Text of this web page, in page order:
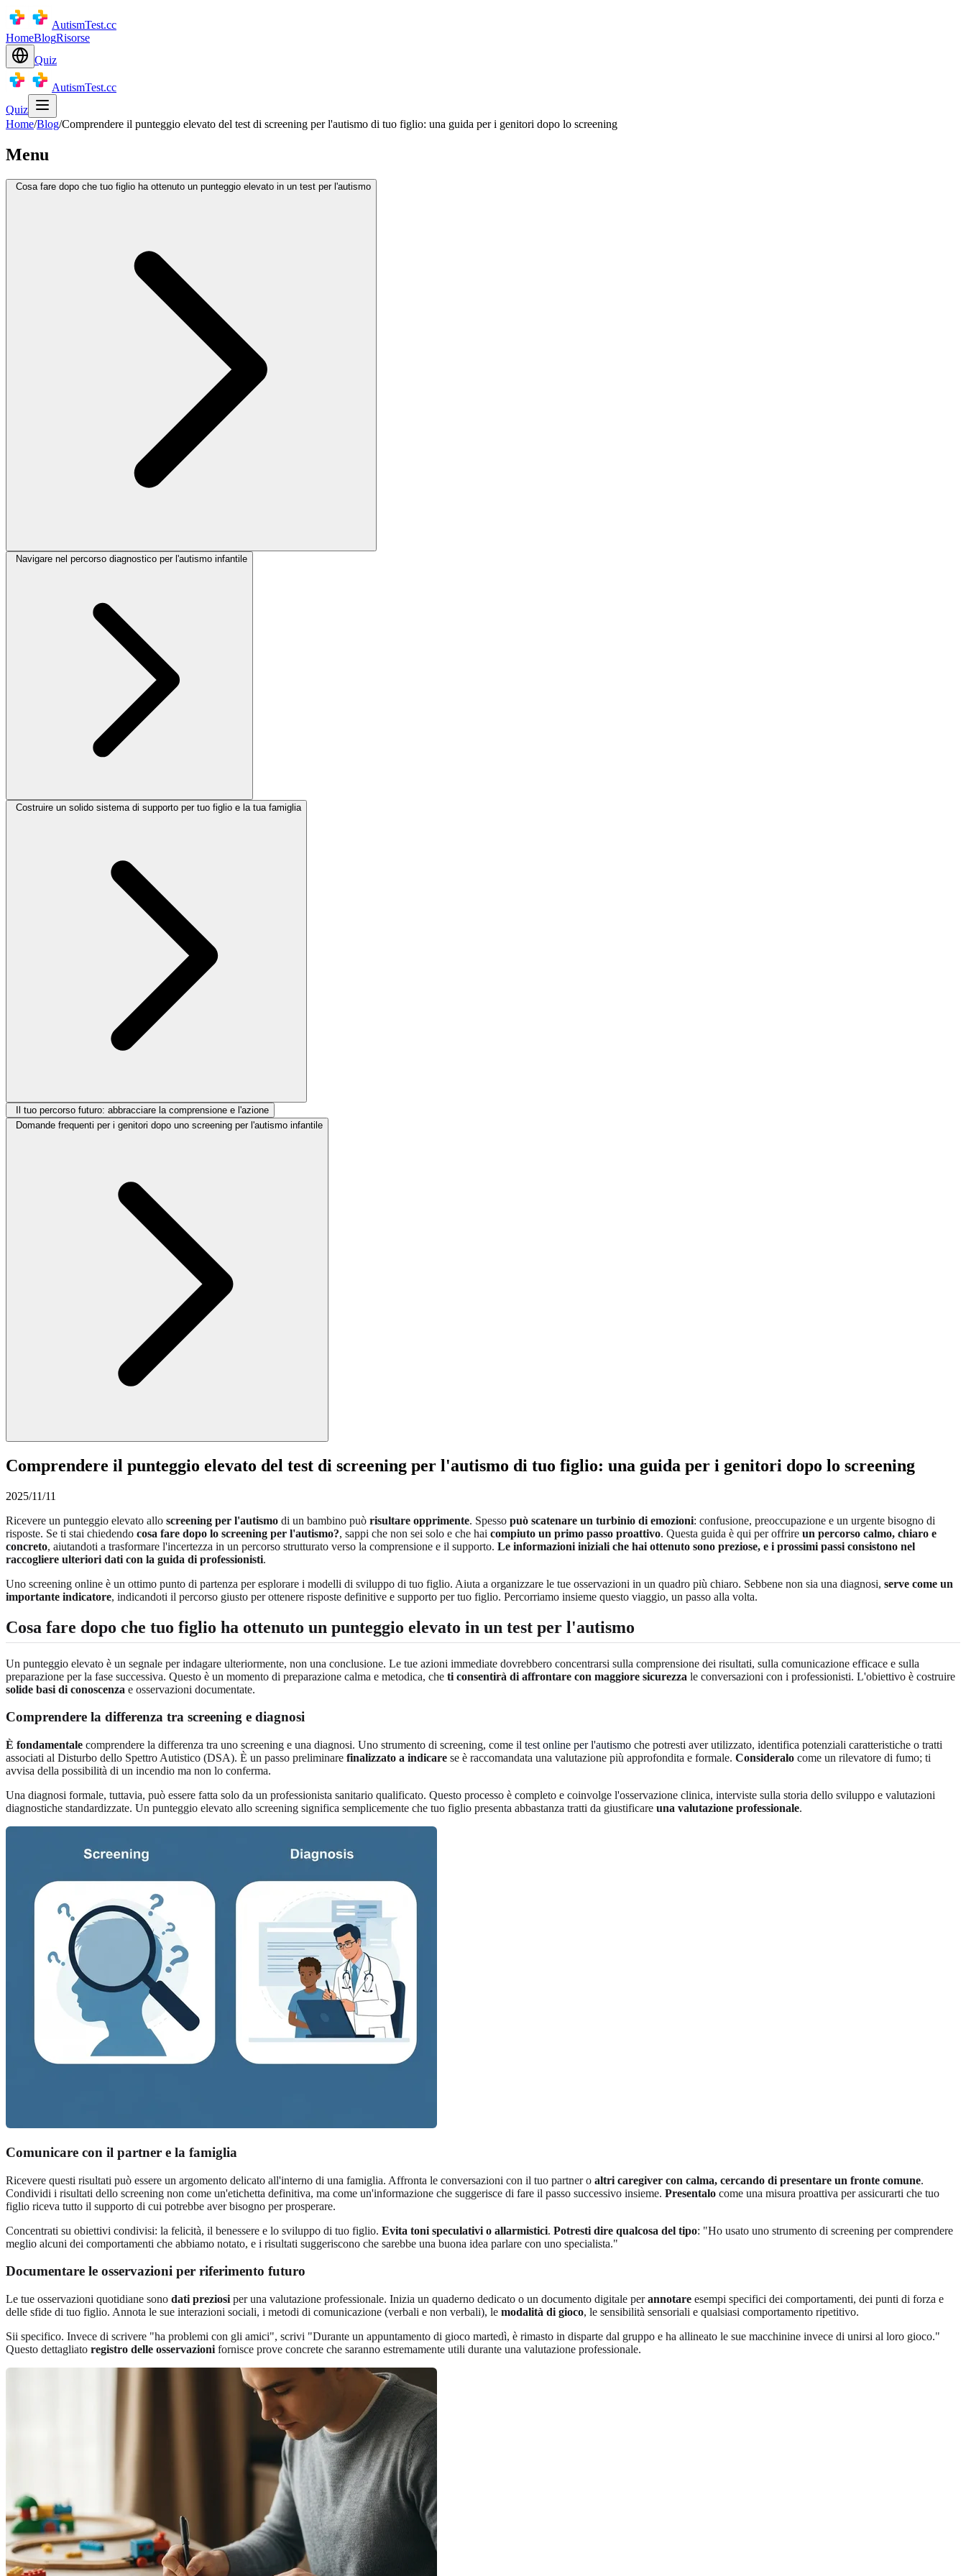
AutismTest.cc
HomeBlogRisorse
Quiz
AutismTest.cc
Quiz
Home/Blog/Comprendere il punteggio elevato del test di screening per l'autismo di tuo figlio: una guida per i genitori dopo lo screening
Menu
Cosa fare dopo che tuo figlio ha ottenuto un punteggio elevato in un test per l'autismo
Navigare nel percorso diagnostico per l'autismo infantile
Costruire un solido sistema di supporto per tuo figlio e la tua famiglia
Il tuo percorso futuro: abbracciare la comprensione e l'azione
Domande frequenti per i genitori dopo uno screening per l'autismo infantile
Comprendere il punteggio elevato del test di screening per l'autismo di tuo figlio: una guida per i genitori dopo lo screening
2025/11/11
Ricevere un punteggio elevato allo screening per l'autismo di un bambino può risultare opprimente. Spesso può scatenare un turbinio di emozioni: confusione, preoccupazione e un urgente bisogno di
risposte. Se ti stai chiedendo cosa fare dopo lo screening per l'autismo?, sappi che non sei solo e che hai compiuto un primo passo proattivo. Questa guida è qui per offrire un percorso calmo, chiaro e
concreto, aiutandoti a trasformare l'incertezza in un percorso strutturato verso la comprensione e il supporto. Le informazioni iniziali che hai ottenuto sono preziose, e i prossimi passi consistono nel
raccogliere ulteriori dati con la guida di professionisti.
Uno screening online è un ottimo punto di partenza per esplorare i modelli di sviluppo di tuo figlio. Aiuta a organizzare le tue osservazioni in un quadro più chiaro. Sebbene non sia una diagnosi, serve come un
importante indicatore, indicandoti il percorso giusto per ottenere risposte definitive e supporto per tuo figlio. Percorriamo insieme questo viaggio, un passo alla volta.
Cosa fare dopo che tuo figlio ha ottenuto un punteggio elevato in un test per l'autismo
Un punteggio elevato è un segnale per indagare ulteriormente, non una conclusione. Le tue azioni immediate dovrebbero concentrarsi sulla comprensione dei risultati, sulla comunicazione efficace e sulla
preparazione per la fase successiva. Questo è un momento di preparazione calma e metodica, che ti consentirà di affrontare con maggiore sicurezza le conversazioni con i professionisti. L'obiettivo è costruire
solide basi di conoscenza e osservazioni documentate.
Comprendere la differenza tra screening e diagnosi
È fondamentale comprendere la differenza tra uno screening e una diagnosi. Uno strumento di screening, come il test online per l'autismo che potresti aver utilizzato, identifica potenziali caratteristiche o tratti
associati al Disturbo dello Spettro Autistico (DSA). È un passo preliminare finalizzato a indicare se è raccomandata una valutazione più approfondita e formale. Consideralo come un rilevatore di fumo; ti
avvisa della possibilità di un incendio ma non lo conferma.
Una diagnosi formale, tuttavia, può essere fatta solo da un professionista sanitario qualificato. Questo processo è completo e coinvolge l'osservazione clinica, interviste sulla storia dello sviluppo e valutazioni
diagnostiche standardizzate. Un punteggio elevato allo screening significa semplicemente che tuo figlio presenta abbastanza tratti da giustificare una valutazione professionale.
Comunicare con il partner e la famiglia
Ricevere questi risultati può essere un argomento delicato all'interno di una famiglia. Affronta le conversazioni con il tuo partner o altri caregiver con calma, cercando di presentare un fronte comune.
Condividi i risultati dello screening non come un'etichetta definitiva, ma come un'informazione che suggerisce di fare il passo successivo insieme. Presentalo come una misura proattiva per assicurarti che tuo
figlio riceva tutto il supporto di cui potrebbe aver bisogno per prosperare.
Concentrati su obiettivi condivisi: la felicità, il benessere e lo sviluppo di tuo figlio. Evita toni speculativi o allarmistici. Potresti dire qualcosa del tipo: "Ho usato uno strumento di screening per comprendere
meglio alcuni dei comportamenti che abbiamo notato, e i risultati suggeriscono che sarebbe una buona idea parlare con uno specialista."
Documentare le osservazioni per riferimento futuro
Le tue osservazioni quotidiane sono dati preziosi per una valutazione professionale. Inizia un quaderno dedicato o un documento digitale perannotare esempi specifici dei comportamenti, dei punti di forza e
delle sfide di tuo figlio. Annota le sue interazioni sociali, i metodi di comunicazione (verbali e non verbali), le modalità di gioco, le sensibilità sensoriali e qualsiasi comportamento ripetitivo.
Sii specifico. Invece di scrivere "ha problemi con gli amici", scrivi "Durante un appuntamento di gioco martedì, è rimasto in disparte dal gruppo e ha allineato le sue macchinine invece di unirsi al loro gioco."
Questo dettagliato registro delle osservazioni fornisce prove concrete che saranno estremamente utili durante una valutazione professionale.